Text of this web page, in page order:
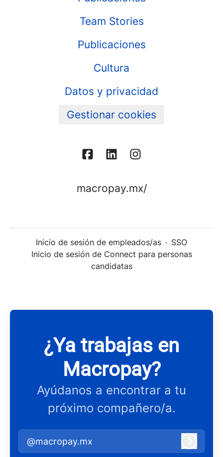
Team Stories
Publicaciones
Cultura
Datos y privacidad
Gestionar cookies
macropay.mx/
Inicio de sesión de empleados/as · SSO
Inicio de sesión de Connect para personas
candidatas
¿Ya trabajas en
Macropay?
Ayúdanos a encontrar a tu
próximo compañero/a.
@macropay.mx